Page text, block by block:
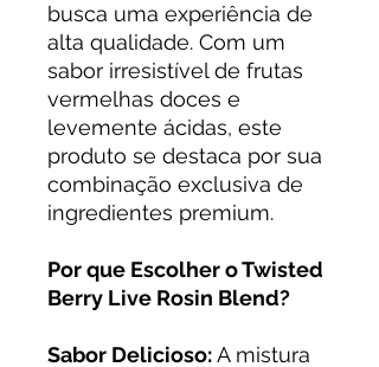
busca uma experiência de
alta qualidade. Com um
sabor irresistível de frutas
vermelhas doces e
levemente ácidas, este
produto se destaca por sua
combinação exclusiva de
ingredientes premium.
Por que Escolher o Twisted
Berry Live Rosin Blend?
Sabor Delicioso:A mistura